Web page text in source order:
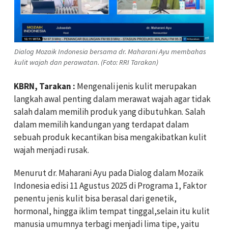
Dialog Mozaik Indonesia bersama dr. Maharani Ayu membahas
kulit wajah dan perawatan. (Foto: RRI Tarakan)
KBRN, Tarakan : Mengenali jenis kulit merupakan
langkah awal penting dalam merawat wajah agar tidak
salah dalam memilih produk yang dibutuhkan. Salah
dalam memilih kandungan yang terdapat dalam
sebuah produk kecantikan bisa mengakibatkan kulit
wajah menjadi rusak.
Menurut dr. Maharani Ayu pada Dialog dalam Mozaik
Indonesia edisi 11 Agustus 2025 di Programa 1, Faktor
penentu jenis kulit bisa berasal dari genetik,
hormonal, hingga iklim tempat tinggal,selain itu kulit
manusia umumnya terbagi menjadi lima tipe, yaitu